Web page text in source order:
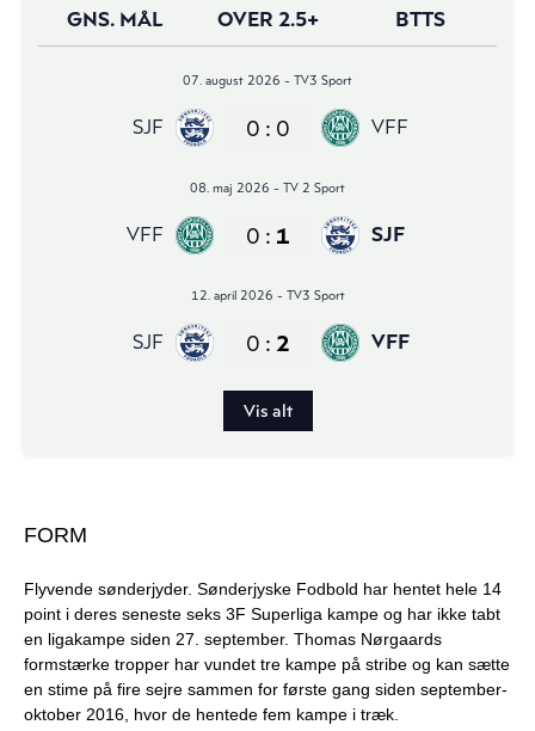
FORM
Flyvende sønderjyder. Sønderjyske Fodbold har hentet hele 14
point i deres seneste seks 3F Superliga kampe og har ikke tabt
en ligakampe siden 27. september. Thomas Nørgaards
formstærke tropper har vundet tre kampe på stribe og kan sætte
en stime på fire sejre sammen for første gang siden september-
oktober 2016, hvor de hentede fem kampe i træk.